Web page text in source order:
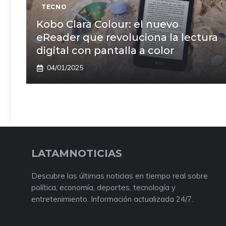
TECNO
Kobo Clara Colour: el nuevo
eReader que revoluciona la lectura
digital con pantalla a color
04/01/2025
LATAMNOTICIAS
Descubre las últimas noticias en tiempo real sobre
política, economía, deportes, tecnología y
entretenimiento. Información actualizada 24/7.